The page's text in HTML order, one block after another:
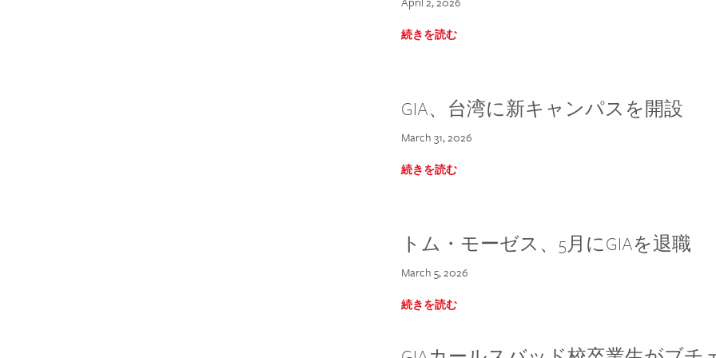
続きを読む
GIA、台湾に新キャンパスを開設
March 31, 2026
続きを読む
トム・モーゼス、5月にGIAを退職
March 5, 2026
続きを読む